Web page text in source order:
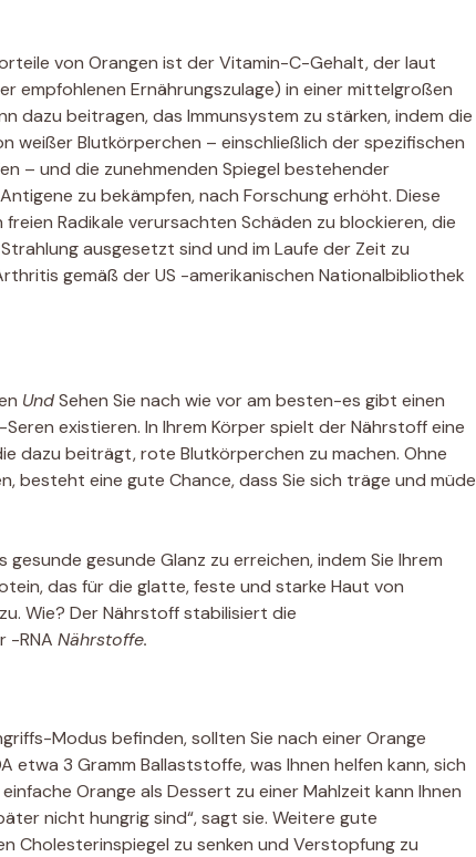
von Orangen ist der Vitamin-C-Gehalt, der laut
empfohlenen Ernährungszulage) in einer mittelgroßen
dazu beitragen, das Immunsystem zu stärken, indem die
weißer Blutkörperchen – einschließlich der spezifischen
– und die zunehmenden Spiegel bestehender
zu bekämpfen, nach Forschung erhöht. Diese
Radikale verursachten Schäden zu blockieren, die
ausgesetzt sind und im Laufe der Zeit zu
gemäß der US -amerikanischen Nationalbibliothek
UndSehen Sie nach wie vor am besten-es gibt einen
existieren. In Ihrem Körper spielt der Nährstoff eine
dazu beiträgt, rote Blutkörperchen zu machen. Ohne
besteht eine gute Chance, dass Sie sich träge und müde
gesunde Glanz zu erreichen, indem Sie Ihrem
das für die glatte, feste und starke Haut von
Wie? Der Nährstoff stabilisiert die
-RNA Nährstoffe.
Modus befinden, sollten Sie nach einer Orange
etwa 3 Gramm Ballaststoffe, was Ihnen helfen kann, sich
Orange als Dessert zu einer Mahlzeit kann Ihnen
nicht hungrig sind“, sagt sie. Weitere gute
Cholesterinspiegel zu senken und Verstopfung zu